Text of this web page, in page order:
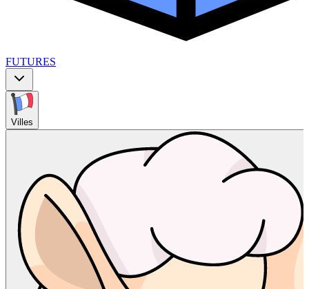
FUTURES
Villes